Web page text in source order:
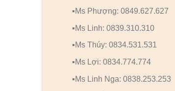
▪️Ms Phượng: 0849.627.627
▪️Ms Linh: 0839.310.310
▪️Ms Thúy: 0834.531.531
▪️Ms Lợi: 0834.774.774
▪️Ms Linh Nga: 0838.253.253